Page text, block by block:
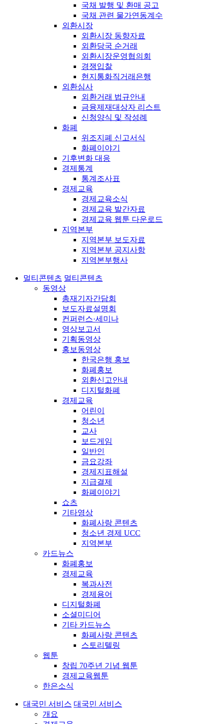
국채 발행 및 환매 공고
국채 관련 물가연동계수
외환시장
외환시장 동향자료
외환당국 순거래
외환시장운영협의회
경쟁입찰
현지통화직거래은행
외환심사
외환거래 법규안내
금융제재대상자 리스트
신청양식 및 작성례
화폐
위조지폐 신고서식
화폐이야기
기후변화 대응
경제통계
통계조사표
경제교육
경제교육소식
경제교육 발간자료
경제교육 웹툰 다운로드
지역본부
지역본부 보도자료
지역본부 공지사항
지역본부행사
멀티콘텐츠 멀티콘텐츠
동영상
총재기자간담회
보도자료설명회
컨퍼런스·세미나
영상보고서
기획동영상
홍보동영상
한국은행 홍보
화폐홍보
외환신고안내
디지털화폐
경제교육
어린이
청소년
교사
보드게임
일반인
금요강좌
경제지표해설
지급결제
화폐이야기
쇼츠
기타영상
화폐사랑 콘텐츠
청소년 경제 UCC
지역본부
카드뉴스
화폐홍보
경제교육
복과사전
경제용어
디지털화폐
소셜미디어
기타 카드뉴스
화폐사랑 콘텐츠
스토리텔링
웹툰
창립 70주년 기념 웹툰
경제교육웹툰
한은소식
대국민 서비스 대국민 서비스
개요